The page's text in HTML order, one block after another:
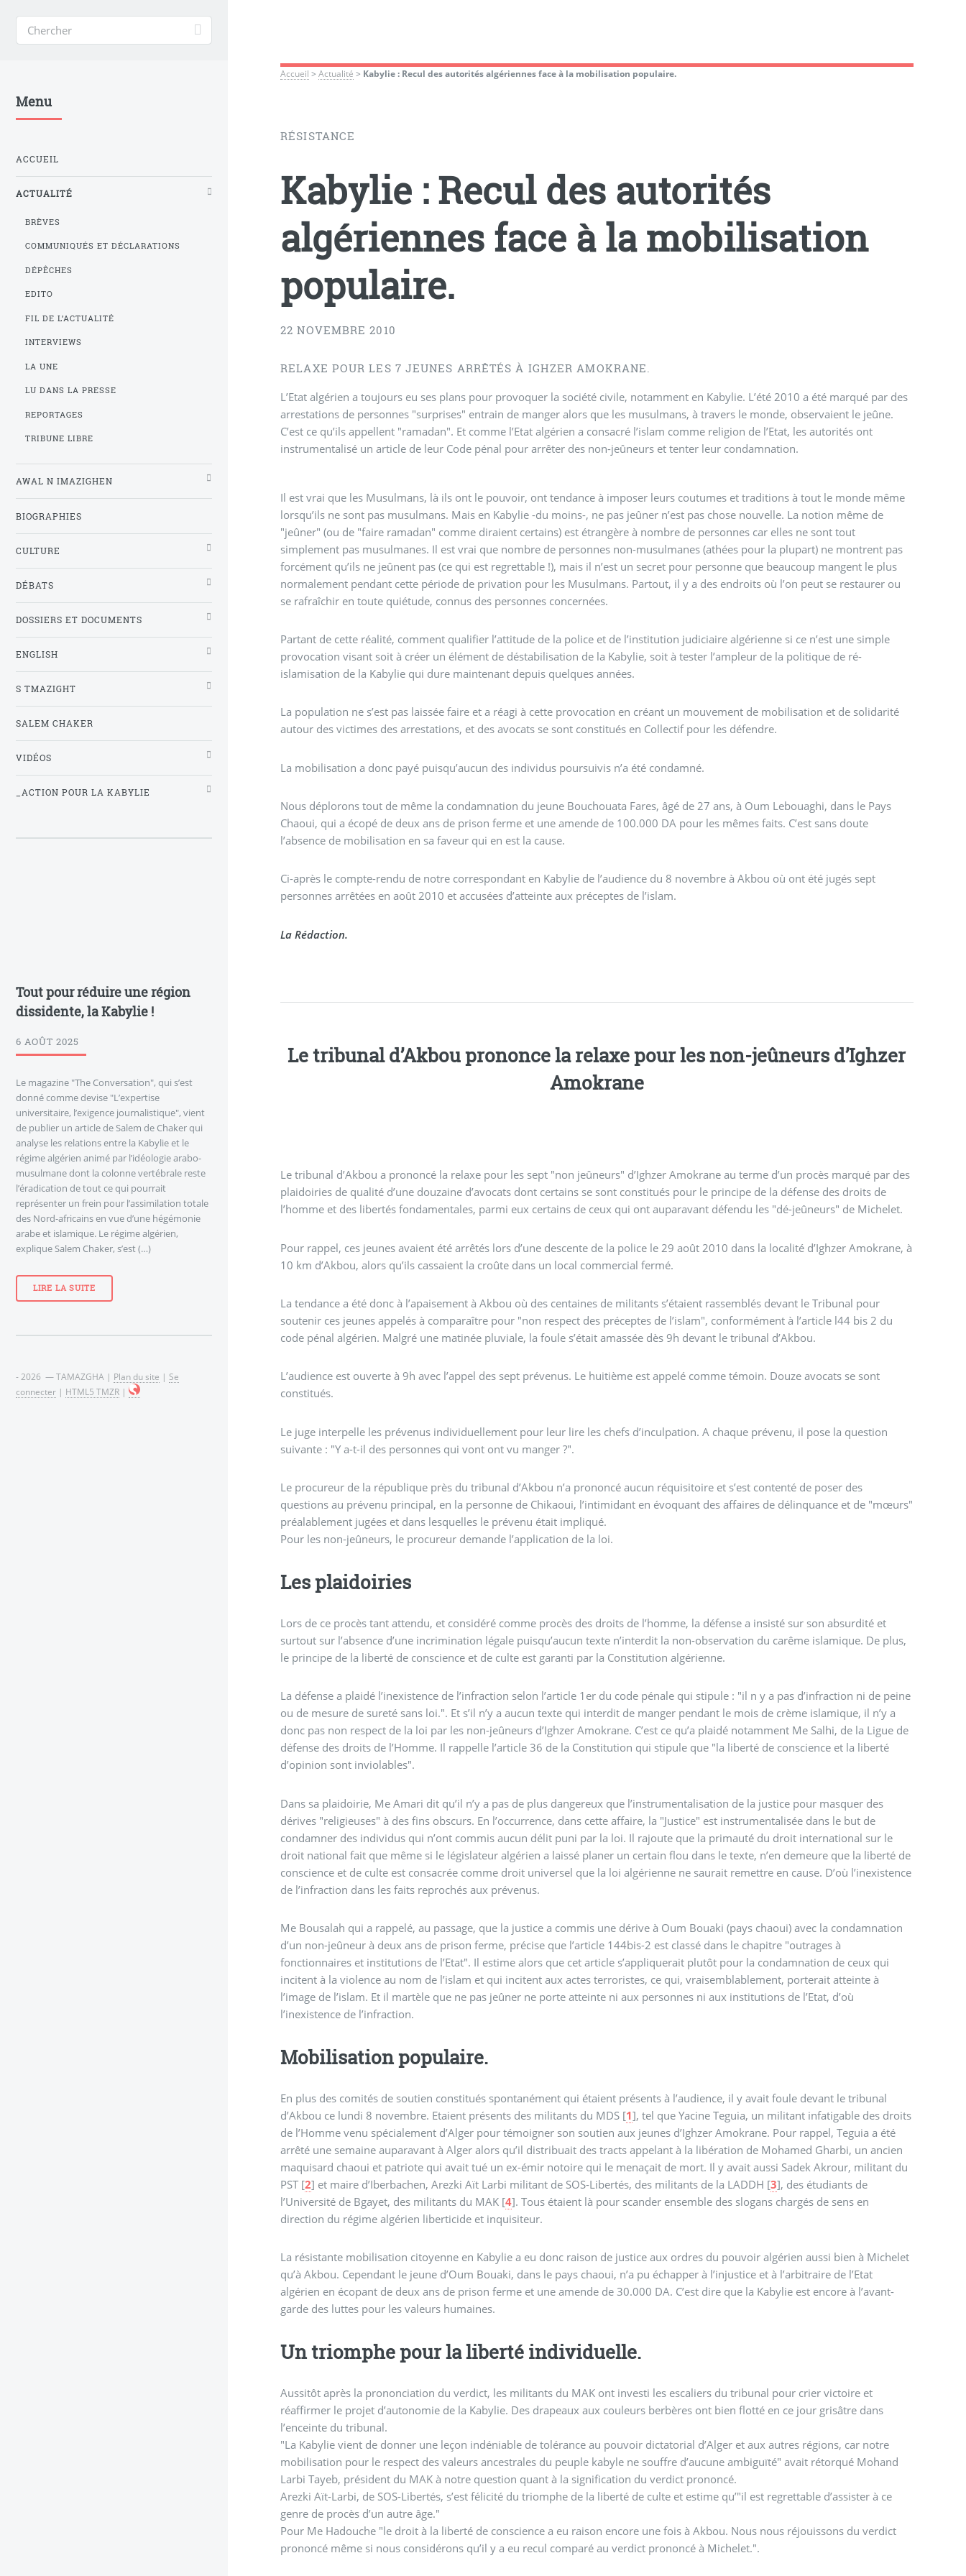
Accueil >Actualité > Kabylie : Recul des autorités algériennes face à la mobilisation populaire.
RÉSISTANCE
Kabylie : Recul des autorités
algériennes face à la mobilisation
populaire.
22 NOVEMBRE 2010
RELAXE POUR LES 7 JEUNES ARRÊTÉS À IGHZER AMOKRANE.
L’Etat algérien a toujours eu ses plans pour provoquer la société civile, notamment en Kabylie. L’été 2010 a été marqué par des
arrestations de personnes "surprises" entrain de manger alors que les musulmans, à travers le monde, observaient le jeûne.
C’est ce qu’ils appellent "ramadan". Et comme l’Etat algérien a consacré l’islam comme religion de l’Etat, les autorités ont
instrumentalisé un article de leur Code pénal pour arrêter des non-jeûneurs et tenter leur condamnation.
Il est vrai que les Musulmans, là ils ont le pouvoir, ont tendance à imposer leurs coutumes et traditions à tout le monde même
lorsqu’ils ne sont pas musulmans. Mais en Kabylie -du moins-, ne pas jeûner n’est pas chose nouvelle. La notion même de
"jeûner" (ou de "faire ramadan" comme diraient certains) est étrangère à nombre de personnes car elles ne sont tout
simplement pas musulmanes. Il est vrai que nombre de personnes non-musulmanes (athées pour la plupart) ne montrent pas
forcément qu’ils ne jeûnent pas (ce qui est regrettable !), mais il n’est un secret pour personne que beaucoup mangent le plus
normalement pendant cette période de privation pour les Musulmans. Partout, il y a des endroits où l’on peut se restaurer ou
se rafraîchir en toute quiétude, connus des personnes concernées.
Partant de cette réalité, comment qualifier l’attitude de la police et de l’institution judiciaire algérienne si ce n’est une simple
provocation visant soit à créer un élément de déstabilisation de la Kabylie, soit à tester l’ampleur de la politique de ré-
islamisation de la Kabylie qui dure maintenant depuis quelques années.
La population ne s’est pas laissée faire et a réagi à cette provocation en créant un mouvement de mobilisation et de solidarité
autour des victimes des arrestations, et des avocats se sont constitués en Collectif pour les défendre.
La mobilisation a donc payé puisqu’aucun des individus poursuivis n’a été condamné.
Nous déplorons tout de même la condamnation du jeune Bouchouata Fares, âgé de 27 ans, à Oum Lebouaghi, dans le Pays
Chaoui, qui a écopé de deux ans de prison ferme et une amende de 100.000 DA pour les mêmes faits. C’est sans doute
l’absence de mobilisation en sa faveur qui en est la cause.
Ci-après le compte-rendu de notre correspondant en Kabylie de l’audience du 8 novembre à Akbou où ont été jugés sept
personnes arrêtées en août 2010 et accusées d’atteinte aux préceptes de l’islam.
La Rédaction.
Le tribunal d’Akbou prononce la relaxe pour les non-jeûneurs d’Ighzer
Amokrane
Le tribunal d’Akbou a prononcé la relaxe pour les sept "non jeûneurs" d’Ighzer Amokrane au terme d’un procès marqué par des
plaidoiries de qualité d’une douzaine d’avocats dont certains se sont constitués pour le principe de la défense des droits de
l’homme et des libertés fondamentales, parmi eux certains de ceux qui ont auparavant défendu les "dé-jeûneurs" de Michelet.
Pour rappel, ces jeunes avaient été arrêtés lors d’une descente de la police le 29 août 2010 dans la localité d’Ighzer Amokrane, à
10 km d’Akbou, alors qu’ils cassaient la croûte dans un local commercial fermé.
La tendance a été donc à l’apaisement à Akbou où des centaines de militants s’étaient rassemblés devant le Tribunal pour
soutenir ces jeunes appelés à comparaître pour "non respect des préceptes de l’islam", conformément à l’article l44 bis 2 du
code pénal algérien. Malgré une matinée pluviale, la foule s’était amassée dès 9h devant le tribunal d’Akbou.
L’audience est ouverte à 9h avec l’appel des sept prévenus. Le huitième est appelé comme témoin. Douze avocats se sont
constitués.
Le juge interpelle les prévenus individuellement pour leur lire les chefs d’inculpation. A chaque prévenu, il pose la question
suivante : "Y a-t-il des personnes qui vont ont vu manger ?".
Le procureur de la république près du tribunal d’Akbou n’a prononcé aucun réquisitoire et s’est contenté de poser des
questions au prévenu principal, en la personne de Chikaoui, l’intimidant en évoquant des affaires de délinquance et de "mœurs"
préalablement jugées et dans lesquelles le prévenu était impliqué.
Pour les non-jeûneurs, le procureur demande l’application de la loi.
Les plaidoiries
Lors de ce procès tant attendu, et considéré comme procès des droits de l’homme, la défense a insisté sur son absurdité et
surtout sur l’absence d’une incrimination légale puisqu’aucun texte n’interdit la non-observation du carême islamique. De plus,
le principe de la liberté de conscience et de culte est garanti par la Constitution algérienne.
La défense a plaidé l’inexistence de l’infraction selon l’article 1er du code pénale qui stipule : "il n y a pas d’infraction ni de peine
ou de mesure de sureté sans loi.". Et s’il n’y a aucun texte qui interdit de manger pendant le mois de crème islamique, il n’y a
donc pas non respect de la loi par les non-jeûneurs d’Ighzer Amokrane. C’est ce qu’a plaidé notamment Me Salhi, de la Ligue de
défense des droits de l’Homme. Il rappelle l’article 36 de la Constitution qui stipule que "la liberté de conscience et la liberté
d’opinion sont inviolables".
Dans sa plaidoirie, Me Amari dit qu’il n’y a pas de plus dangereux que l’instrumentalisation de la justice pour masquer des
dérives "religieuses" à des fins obscurs. En l’occurrence, dans cette affaire, la "Justice" est instrumentalisée dans le but de
condamner des individus qui n’ont commis aucun délit puni par la loi. Il rajoute que la primauté du droit international sur le
droit national fait que même si le législateur algérien a laissé planer un certain flou dans le texte, n’en demeure que la liberté de
conscience et de culte est consacrée comme droit universel que la loi algérienne ne saurait remettre en cause. D’où l’inexistence
de l’infraction dans les faits reprochés aux prévenus.
Me Bousalah qui a rappelé, au passage, que la justice a commis une dérive à Oum Bouaki (pays chaoui) avec la condamnation
d’un non-jeûneur à deux ans de prison ferme, précise que l’article 144bis-2 est classé dans le chapitre "outrages à
fonctionnaires et institutions de l’Etat". Il estime alors que cet article s’appliquerait plutôt pour la condamnation de ceux qui
incitent à la violence au nom de l’islam et qui incitent aux actes terroristes, ce qui, vraisemblablement, porterait atteinte à
l’image de l’islam. Et il martèle que ne pas jeûner ne porte atteinte ni aux personnes ni aux institutions de l’Etat, d’où
l’inexistence de l’infraction.
Mobilisation populaire.
En plus des comités de soutien constitués spontanément qui étaient présents à l’audience, il y avait foule devant le tribunal
d’Akbou ce lundi 8 novembre. Etaient présents des militants du MDS [1], tel que Yacine Teguia, un militant infatigable des droits
de l’Homme venu spécialement d’Alger pour témoigner son soutien aux jeunes d’Ighzer Amokrane. Pour rappel, Teguia a été
arrêté une semaine auparavant à Alger alors qu’il distribuait des tracts appelant à la libération de Mohamed Gharbi, un ancien
maquisard chaoui et patriote qui avait tué un ex-émir notoire qui le menaçait de mort. Il y avait aussi Sadek Akrour, militant du
PST [2] et maire d’Iberbachen, Arezki Aït Larbi militant de SOS-Libertés, des militants de la LADDH [3], des étudiants de
l’Université de Bgayet, des militants du MAK [4]. Tous étaient là pour scander ensemble des slogans chargés de sens en
direction du régime algérien liberticide et inquisiteur.
La résistante mobilisation citoyenne en Kabylie a eu donc raison de justice aux ordres du pouvoir algérien aussi bien à Michelet
qu’à Akbou. Cependant le jeune d’Oum Bouaki, dans le pays chaoui, n’a pu échapper à l’injustice et à l’arbitraire de l’Etat
algérien en écopant de deux ans de prison ferme et une amende de 30.000 DA. C’est dire que la Kabylie est encore à l’avant-
garde des luttes pour les valeurs humaines.
Un triomphe pour la liberté individuelle.
Aussitôt après la prononciation du verdict, les militants du MAK ont investi les escaliers du tribunal pour crier victoire et
réaffirmer le projet d’autonomie de la Kabylie. Des drapeaux aux couleurs berbères ont bien flotté en ce jour grisâtre dans
l’enceinte du tribunal.
"La Kabylie vient de donner une leçon indéniable de tolérance au pouvoir dictatorial d’Alger et aux autres régions, car notre
mobilisation pour le respect des valeurs ancestrales du peuple kabyle ne souffre d’aucune ambiguïté" avait rétorqué Mohand
Larbi Tayeb, président du MAK à notre question quant à la signification du verdict prononcé.
Arezki Aït-Larbi, de SOS-Libertés, s’est félicité du triomphe de la liberté de culte et estime qu’"il est regrettable d’assister à ce
genre de procès d’un autre âge."
Pour Me Hadouche "le droit à la liberté de conscience a eu raison encore une fois à Akbou. Nous nous réjouissons du verdict
prononcé même si nous considérons qu’il y a eu recul comparé au verdict prononcé à Michelet.".
Menu
ACCUEIL
ACTUALITÉ
BRÈVES
COMMUNIQUÉS ET DÉCLARATIONS
DÉPÊCHES
EDITO
FIL DE L’ACTUALITÉ
INTERVIEWS
LA UNE
LU DANS LA PRESSE
REPORTAGES
TRIBUNE LIBRE
AWAL N IMAZIGHEN
BIOGRAPHIES
CULTURE
DÉBATS
DOSSIERS ET DOCUMENTS
ENGLISH
S TMAZIGHT
SALEM CHAKER
VIDÉOS
_ACTION POUR LA KABYLIE
Tout pour réduire une région
dissidente, la Kabylie !
6 AOÛT 2025
Le magazine "The Conversation", qui s’est
donné comme devise "L’expertise
universitaire, l’exigence journalistique", vient
de publier un article de Salem de Chaker qui
analyse les relations entre la Kabylie et le
régime algérien animé par l’idéologie arabo-
musulmane dont la colonne vertébrale reste
l’éradication de tout ce qui pourrait
représenter un frein pour l’assimilation totale
des Nord-africains en vue d’une hégémonie
arabe et islamique. Le régime algérien,
explique Salem Chaker, s’est (…)
LIRE LA SUITE
- 2026 — TAMAZGHA | Plan du site | Se
connecter | HTML5 TMZR |